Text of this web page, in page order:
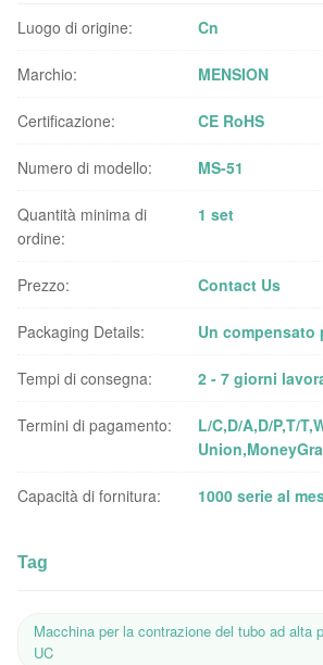
Luogo di origine: Cn
Marchio: MENSION
Certificazione: CE RoHS
Numero di modello: MS-51
Quantità minima di
ordine:
1 set
Prezzo: Contact Us
Packaging Details: Un compensato
Tempi di consegna: 2 - 7 giorni
Termini di pagamento:
L/C,D/A,D/P,T/
Capacità di fornitura: 1000 serie al
Tag
Macchina per la contrazione del tubo ad alta
UC